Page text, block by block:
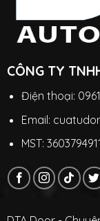
CÔNG TY
Điện thoại:
Email:
MST: 3603794911